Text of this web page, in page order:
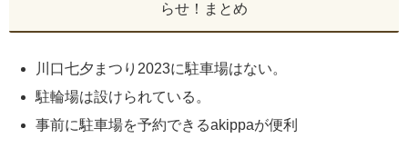
らせ！まとめ
川口七夕まつり2023に駐車場はない。
駐輪場は設けられている。
事前に駐車場を予約できるakippaが便利